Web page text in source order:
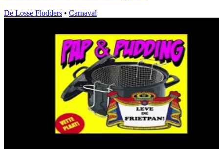
De Losse Flodders • Carnaval